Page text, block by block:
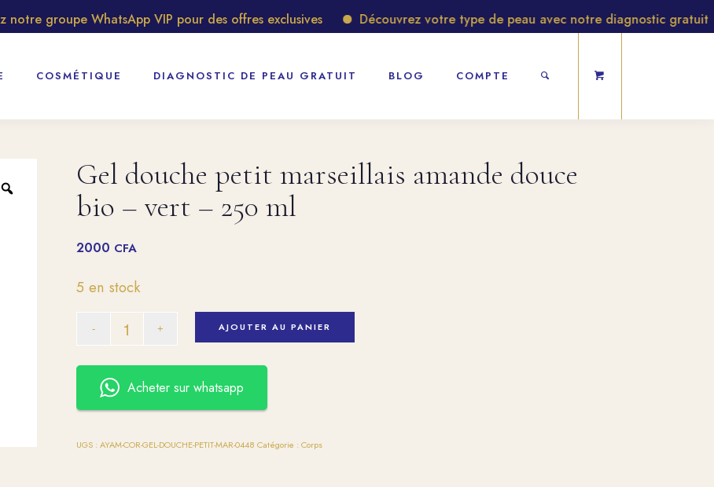
groupe WhatsApp VIP pour des offres exclusives Découvrez votre type de peau avec notre diagnostic gratuit
COSMÉTIQUE DIAGNOSTIC DE PEAU GRATUIT BLOG COMPTE
Gel douche petit marseillais amande douce
bio – vert – 250 ml
2000 CFA
5 en stock
AJOUTER AU PANIER
Acheter sur whatsapp
UGS :AYAM-COR-GEL-DOUCHE-PETIT-MAR-0448 Catégorie :Corps